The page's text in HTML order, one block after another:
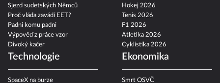
Sjezd sudetských Němců
Proč vláda zavádí EET?
Padni komu padni
Výpověď z práce vzor
Divoký kačer
Hokej 2026
Tenis 2026
F1 2026
Atletika 2026
Cyklistika 2026
Technologie
SpaceX na burze
Ekonomika
Smrt OSVČ